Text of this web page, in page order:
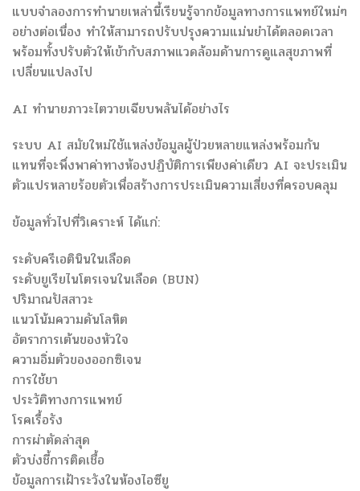
แบบจำลองการทำนายเหล่านี้เรียนรู้จากข้อมูลทางการแพทย์ใหม่ๆ
อย่างต่อเนื่อง ทำให้สามารถปรับปรุงความแม่นยำได้ตลอดเวลา
พร้อมทั้งปรับตัวให้เข้ากับสภาพแวดล้อมด้านการดูแลสุขภาพที่
เปลี่ยนแปลงไป
AI ทำนายภาวะไตวายเฉียบพลันได้อย่างไร
ระบบ AI สมัยใหม่ใช้แหล่งข้อมูลผู้ป่วยหลายแหล่งพร้อมกัน
แทนที่จะพึ่งพาค่าทางห้องปฏิบัติการเพียงค่าเดียว AI จะประเมิน
ตัวแปรหลายร้อยตัวเพื่อสร้างการประเมินความเสี่ยงที่ครอบคลุม
ข้อมูลทั่วไปที่วิเคราะห์ ได้แก่:
ระดับครีเอตินินในเลือด
ระดับยูเรียไนโตรเจนในเลือด (BUN)
ปริมาณปัสสาวะ
แนวโน้มความดันโลหิต
อัตราการเต้นของหัวใจ
ความอิ่มตัวของออกซิเจน
การใช้ยา
ประวัติทางการแพทย์
โรคเรื้อรัง
การผ่าตัดล่าสุด
ตัวบ่งชี้การติดเชื้อ
ข้อมูลการเฝ้าระวังในห้องไอซียู